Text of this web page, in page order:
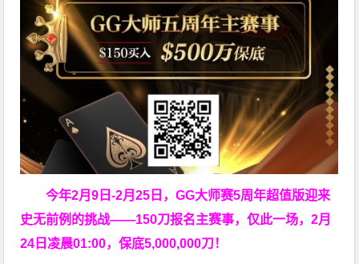
今年2月9日-2月25日，GG大师赛5周年超值版迎来
史无前例的挑战——150刀报名主赛事，仅此一场，2月
24日凌晨01:00，保底5,000,000刀！